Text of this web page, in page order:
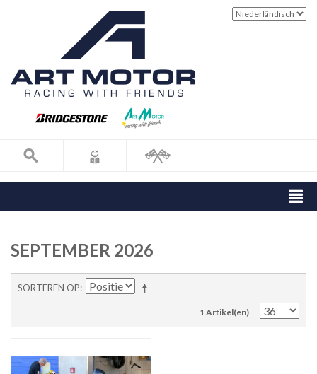
SEPTEMBER 2026
SORTEREN OP
1 Artikel(en)